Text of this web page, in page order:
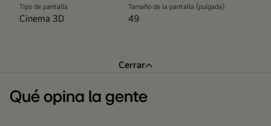
Tipo de pantalla
Cinema 3D
Tamaño de la pantalla (pulgada)
49
Cerrar
Qué opina la gente